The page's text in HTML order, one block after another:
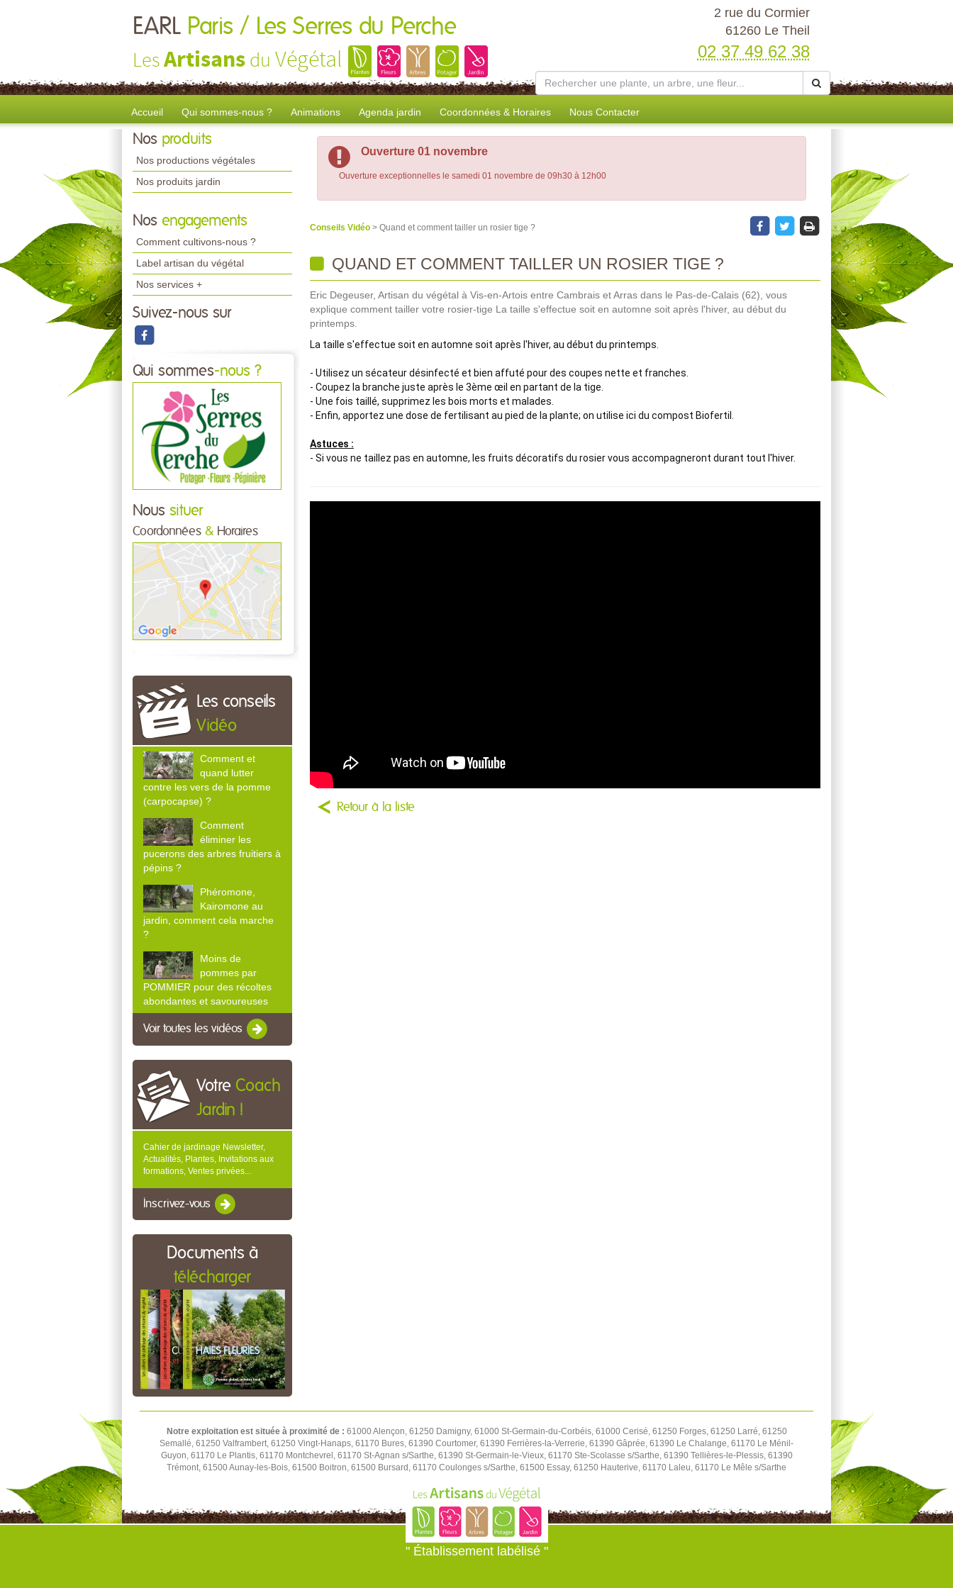
EARL Paris / Les Serres du Perche
LesArtisans du Végétal
2 rue du Cormier
61260 Le Theil
02 37 49 62 38
Accueil Qui sommes-nous ? Animations Agenda jardin Coordonnées & Horaires Nous Contacter
Nos produits
Nos productions végétales
Nos produits jardin
Nos engagements
Comment cultivons-nous ?
Label artisan du végétal
Nos services +
Suivez-nous sur
Qui sommes-nous ?
Nous situer
Coordonnées & Horaires
Les conseils
Vidéo
Comment et
quand lutter
contre les vers de la pomme
(carpocapse) ?
Comment
éliminer les
pucerons des arbres fruitiers à
pépins ?
Phéromone,
Kairomone au
jardin, comment cela marche
?
Moins de
pommes par
POMMIER pour des récoltes
abondantes et savoureuses
Voir toutes les vidéos
Votre Coach
Jardin !
Cahier de jardinage Newsletter,
Actualités, Plantes, Invitations aux
formations, Ventes privées...
Inscrivez-vous
Documents à
télécharger
Ouverture 01 novembre
Ouverture exceptionnelles le samedi 01 novembre de 09h30 à 12h00
Conseils Vidéo > Quand et comment tailler un rosier tige ?
QUAND ET COMMENT TAILLER UN ROSIER TIGE ?
Eric Degeuser, Artisan du végétal à Vis-en-Artois entre Cambrais et Arras dans le Pas-de-Calais (62), vous
explique comment tailler votre rosier-tige La taille s'effectue soit en automne soit après l'hiver, au début du
printemps.
La taille s'effectue soit en automne soit après l'hiver, au début du printemps.
- Utilisez un sécateur désinfecté et bien affuté pour des coupes nette et franches.
- Coupez la branche juste après le 3ème œil en partant de la tige.
- Une fois taillé, supprimez les bois morts et malades.
- Enfin, apportez une dose de fertilisant au pied de la plante; on utilise ici du compost Biofertil.
Astuces :
- Si vous ne taillez pas en automne, les fruits décoratifs du rosier vous accompagneront durant tout l'hiver.
Retour à la liste
Notre exploitation est située à proximité de : 61000 Alençon, 61250 Damigny, 61000 St-Germain-du-Corbéis, 61000 Cerisé, 61250 Forges, 61250 Larré, 61250
Semallé, 61250 Valframbert, 61250 Vingt-Hanaps, 61170 Bures, 61390 Courtomer, 61390 Ferrières-la-Verrerie, 61390 Gâprée, 61390 Le Chalange, 61170 Le Ménil-
Guyon, 61170 Le Plantis, 61170 Montchevrel, 61170 St-Agnan s/Sarthe, 61390 St-Germain-le-Vieux, 61170 Ste-Scolasse s/Sarthe, 61390 Tellières-le-Plessis, 61390
Trémont, 61500 Aunay-les-Bois, 61500 Boitron, 61500 Bursard, 61170 Coulonges s/Sarthe, 61500 Essay, 61250 Hauterive, 61170 Laleu, 61170 Le Mêle s/Sarthe
" Établissement labélisé "